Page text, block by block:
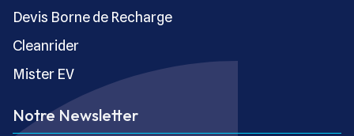
Devis Borne de Recharge
Cleanrider
Mister EV
Notre Newsletter